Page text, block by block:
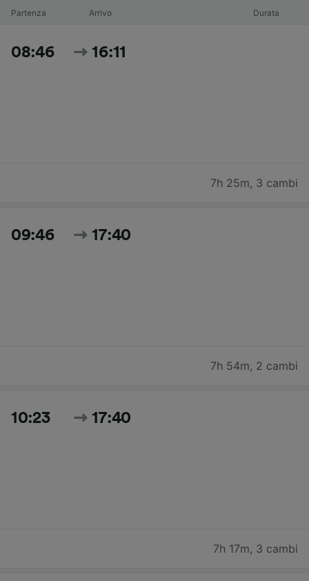
Partenza Arrivo Durata
08:46 16:11
7h 25m, 3 cambi
09:46 17:40
7h 54m, 2 cambi
10:23 17:40
7h 17m, 3 cambi